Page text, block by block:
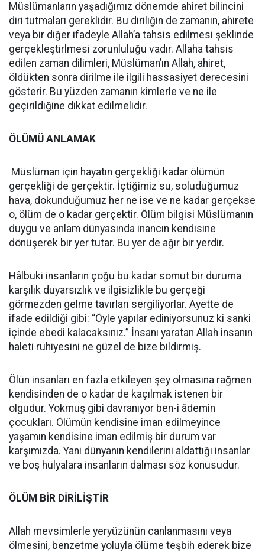
Müslümanların yaşadığımız dönemde ahiret bilincini
diri tutmaları gereklidir. Bu diriliğin de zamanın, ahirete
veya bir diğer ifadeyle Allah’a tahsis edilmesi şeklinde
gerçekleştirlmesi zorunluluğu vadır. Allaha tahsis
edilen zaman dilimleri, Müslüman’ın Allah, ahiret,
öldükten sonra dirilme ile ilgili hassasiyet derecesini
gösterir. Bu yüzden zamanın kimlerle ve ne ile
geçirildiğine dikkat edilmelidir.
ÖLÜMÜ ANLAMAK
Müslüman için hayatın gerçekliği kadar ölümün
gerçekliği de gerçektir. İçtiğimiz su, soluduğumuz
hava, dokunduğumuz her ne ise ve ne kadar gerçekse
o, ölüm de o kadar gerçektir. Ölüm bilgisi Müslümanın
duygu ve anlam dünyasında inancın kendisine
dönüşerek bir yer tutar. Bu yer de ağır bir yerdir.
Hâlbuki insanların çoğu bu kadar somut bir duruma
karşılık duyarsızlık ve ilgisizlikle bu gerçeği
görmezden gelme tavırları sergiliyorlar. Ayette de
ifade edildiği gibi: “Öyle yapılar ediniyorsunuz ki sanki
içinde ebedi kalacaksınız.” İnsanı yaratan Allah insanın
haleti ruhiyesini ne güzel de bize bildirmiş.
Ölün insanları en fazla etkileyen şey olmasına rağmen
kendisinden de o kadar de kaçılmak istenen bir
olgudur. Yokmuş gibi davranıyor ben-i âdemin
çocukları. Ölümün kendisine iman edilmeyince
yaşamın kendisine iman edilmiş bir durum var
karşımızda. Yani dünyanın kendilerini aldattığı insanlar
ve boş hülyalara insanların dalması söz konusudur.
ÖLÜM BİR DİRİLİŞTİR
Allah mevsimlerle yeryüzünün canlanmasını veya
ölmesini, benzetme yoluyla ölüme teşbih ederek bize